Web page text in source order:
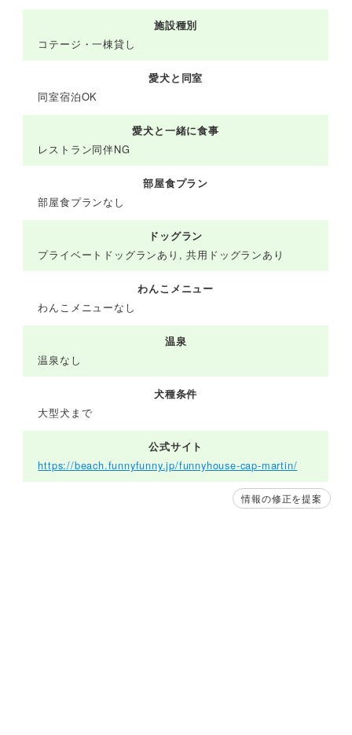
施設種別
コテージ・一棟貸し
愛犬と同室
同室宿泊OK
愛犬と一緒に食事
レストラン同伴NG
部屋食プラン
部屋食プランなし
ドッグラン
プライベートドッグランあり, 共用ドッグランあり
わんこメニュー
わんこメニューなし
温泉
温泉なし
犬種条件
大型犬まで
公式サイト
https://beach.funnyfunny.jp/funnyhouse-cap-martin/
情報の修正を提案